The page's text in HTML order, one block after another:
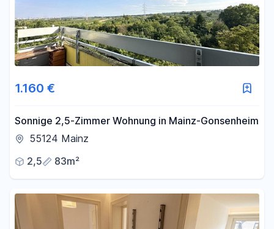
1.160 €
Sonnige 2,5-Zimmer Wohnung in Mainz-Gonsenheim
55124 Mainz
2,5
83m²